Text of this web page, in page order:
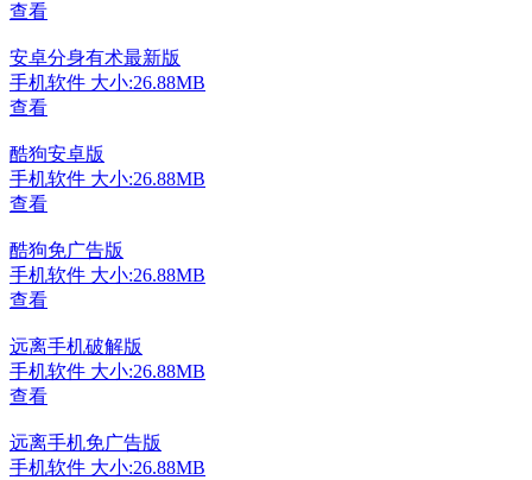
查看
安卓分身有术最新版
手机软件 大小:26.88MB
查看
酷狗安卓版
手机软件 大小:26.88MB
查看
酷狗免广告版
手机软件 大小:26.88MB
查看
远离手机破解版
手机软件 大小:26.88MB
查看
远离手机免广告版
手机软件 大小:26.88MB